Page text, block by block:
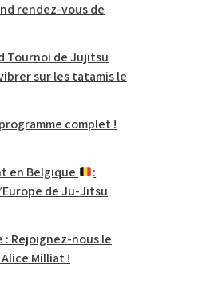
rendez-vous de
Tournoi de Jujitsu
sur les tatamis le
complet !
en Belgique
:
de Ju-Jitsu
: Rejoignez-nous le
Milliat !